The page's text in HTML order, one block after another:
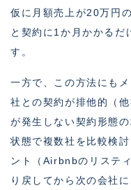
仮に月額売上が20万円
と契約に1か月かかるだ
す。
一方で、この方法にも
社との契約が排他的（
が発生しない契約形態
状態で複数社を比較検
ント（Airbnbのリステ
り戻してから次の会社